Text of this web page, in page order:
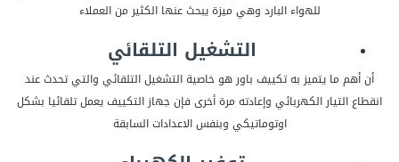
للهواء البارد وهي ميزة يبحث عنها الكثير من العملاء
التشغيل التلقائي
أن أهم ما يتميز به تكييف باور هو خاصية التشغيل التلقائي والتي تحدث عند
انقطاع التيار الكهربائي وإعادته مرة أخرى فإن جهاز التكييف يعمل تلقائيا بشكل
اوتوماتيكي وبنفس الاعدادات السابقة